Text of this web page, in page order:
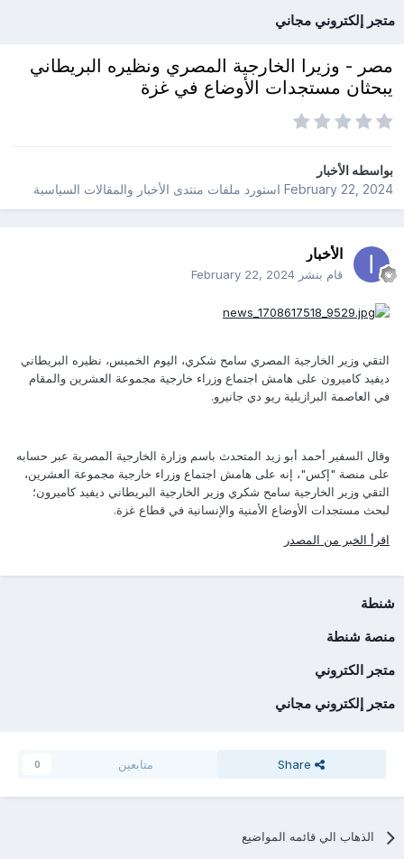
متجر إلكتروني مجاني
مصر - وزيرا الخارجية المصري ونظيره البريطاني
يبحثان مستجدات الأوضاع في غزة
بواسطهالأخبار
February 22, 2024استورد ملفات منتدى الأخبار والمقالات السياسية
الأخبار
قام بنشر February 22, 2024
التقي وزير الخارجية المصري سامح شكري، اليوم الخميس، نظيره البريطاني
ديفيد كاميرون على هامش اجتماع وزراء خارجية مجموعة العشرين والمقام
في العاصمة البرازيلية ريو دي جانيرو.
وقال السفير أحمد أبو زيد المتحدث باسم وزارة الخارجية المصرية عبر حسابه
على منصة "إكس"، إنه على هامش اجتماع وزراء خارجية مجموعة العشرين،
التقي وزير الخارجية سامح شكري وزير الخارجية البريطاني ديفيد كاميرون؛
لبحث مستجدات الأوضاع الأمنية والإنسانية في قطاع غزة.
اقرأ الخبر من المصدر
شنطة
منصة شنطة
متجر الكتروني
متجر إلكتروني مجاني
Share متابعين 0
الذهاب الي قائمه المواضيع